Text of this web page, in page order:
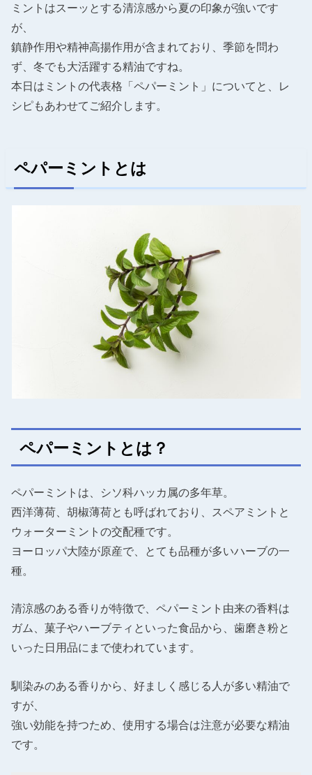
ミントはスーッとする清涼感から夏の印象が強いです
が、
鎮静作用や精神高揚作用が含まれており、季節を問わ
ず、冬でも大活躍する精油ですね。
本日はミントの代表格「ペパーミント」についてと、レ
シピもあわせてご紹介します。
ペパーミントとは
ペパーミントとは？
ペパーミントは、シソ科ハッカ属の多年草。
西洋薄荷、胡椒薄荷とも呼ばれており、スペアミントと
ウォーターミントの交配種です。
ヨーロッパ大陸が原産で、とても品種が多いハーブの一
種。
清涼感のある香りが特徴で、ペパーミント由来の香料は
ガム、菓子やハーブティといった食品から、歯磨き粉と
いった日用品にまで使われています。
馴染みのある香りから、好ましく感じる人が多い精油で
すが、
強い効能を持つため、使用する場合は注意が必要な精油
です。